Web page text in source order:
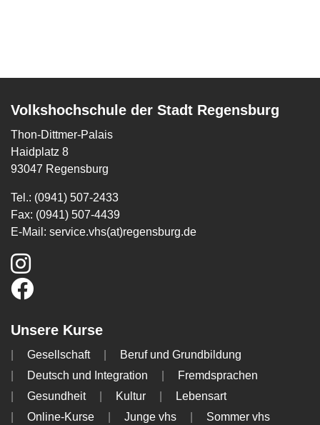
Volkshochschule der Stadt Regensburg
Thon-Dittmer-Palais
Haidplatz 8
93047 Regensburg
Tel.: (0941) 507-2433
Fax: (0941) 507-4439
E-Mail: service.vhs(at)regensburg.de
Unsere Kurse
Gesellschaft
Beruf und Grundbildung
Deutsch und Integration
Fremdsprachen
Gesundheit
Kultur
Lebensart
Online-Kurse
Junge vhs Sommer vhs